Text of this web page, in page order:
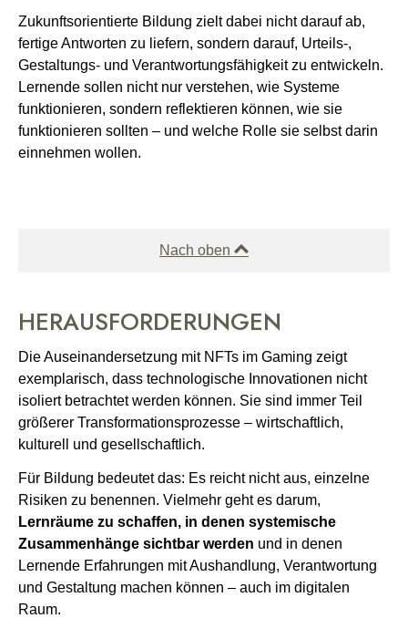
Zukunftsorientierte Bildung zielt dabei nicht darauf ab,
fertige Antworten zu liefern, sondern darauf, Urteils-,
Gestaltungs- und Verantwortungsfähigkeit zu entwickeln.
Lernende sollen nicht nur verstehen, wie Systeme
funktionieren, sondern reflektieren können, wie sie
funktionieren sollten – und welche Rolle sie selbst darin
einnehmen wollen.
Nach oben
HERAUSFORDERUNGEN
Die Auseinandersetzung mit NFTs im Gaming zeigt
exemplarisch, dass technologische Innovationen nicht
isoliert betrachtet werden können. Sie sind immer Teil
größerer Transformationsprozesse – wirtschaftlich,
kulturell und gesellschaftlich.
Für Bildung bedeutet das: Es reicht nicht aus, einzelne
Risiken zu benennen. Vielmehr geht es darum,
Lernräume zu schaffen, in denen systemische
Zusammenhänge sichtbar werden und in denen
Lernende Erfahrungen mit Aushandlung, Verantwortung
und Gestaltung machen können – auch im digitalen
Raum.